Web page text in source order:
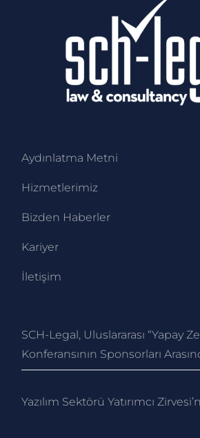
Aydınlatma Metni
Hizmetlerimiz
Bizden Haberler
Kariyer
İletişim
SCH-Legal, Uluslararası “Yapay
Konferansının Sponsorları
Yazılım Sektörü Yatırımcı